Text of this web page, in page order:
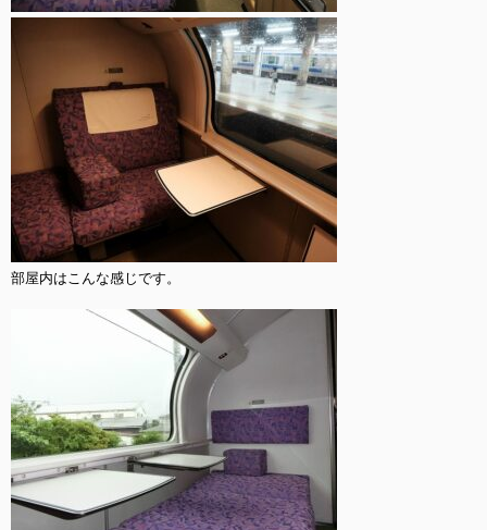
部屋内はこんな感じです。